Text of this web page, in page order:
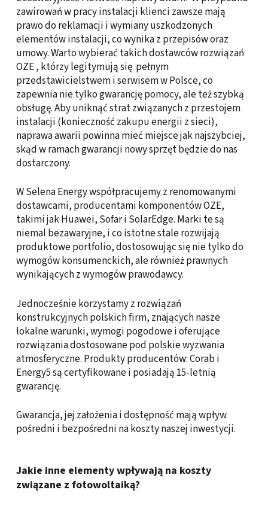
zawirowań w pracy instalacji klienci zawsze mają
prawo do reklamacji i wymiany uszkodzonych
elementów instalacji, co wynika z przepisów oraz
umowy. Warto wybierać takich dostawców rozwiązań
OZE , którzy legitymują się pełnym
przedstawicielstwem i serwisem w Polsce, co
zapewnia nie tylko gwarancję pomocy, ale też szybką
obsługę. Aby uniknąć strat związanych z przestojem
instalacji (konieczność zakupu energii z sieci),
naprawa awarii powinna mieć miejsce jak najszybciej,
skąd w ramach gwarancji nowy sprzęt będzie do nas
dostarczony.
W Selena Energy współpracujemy z renomowanymi
dostawcami, producentami komponentów OZE,
takimi jak Huawei, Sofar i SolarEdge. Marki te są
niemal bezawaryjne, i co istotne stale rozwijają
produktowe portfolio, dostosowując się nie tylko do
wymogów konsumenckich, ale również prawnych
wynikających z wymogów prawodawcy.
Jednocześnie korzystamy z rozwiązań
konstrukcyjnych polskich firm, znających nasze
lokalne warunki, wymogi pogodowe i oferujące
rozwiązania dostosowane pod polskie wyzwania
atmosferyczne. Produkty producentów: Corab i
Energy5 są certyfikowane i posiadają 15-letnią
gwarancję.
Gwarancja, jej założenia i dostępność mają wpływ
pośredni i bezpośredni na koszty naszej inwestycji.
Jakie inne elementy wpływają na koszty
związane z fotowoltaiką?